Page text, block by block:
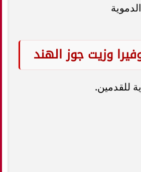
وزيت جوز الهند
للقدمين.